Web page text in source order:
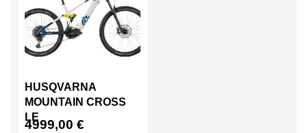
HUSQVARNA
MOUNTAIN CROSS
LE
4999,00 €